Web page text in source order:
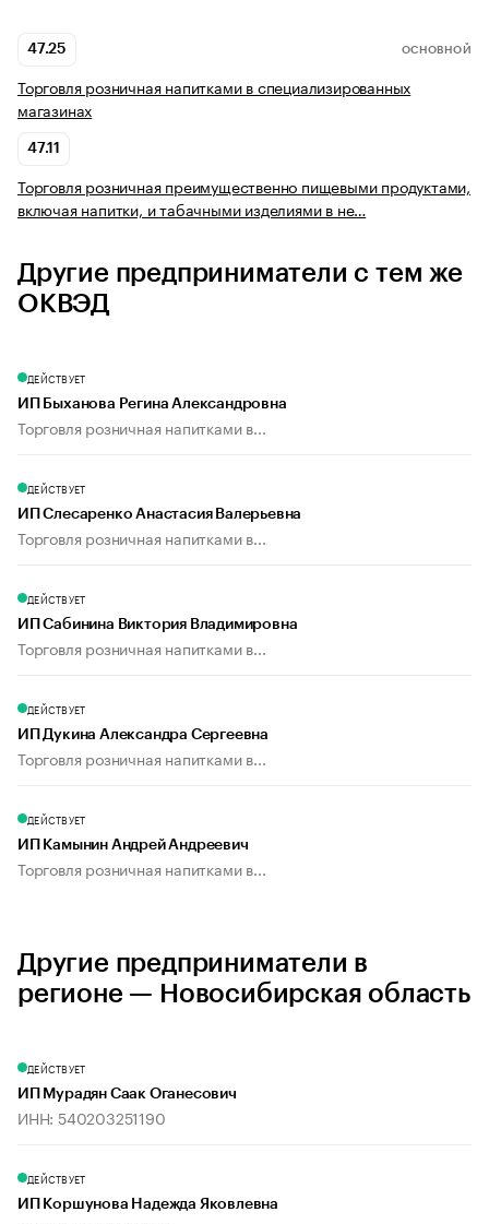
47.25 ОСНОВНОЙ
Торговля розничная напитками в специализированных
магазинах
47.11
Торговля розничная преимущественно пищевыми продуктами,
включая напитки, и табачными изделиями в не…
Другие предприниматели с тем же
ОКВЭД
ДЕЙСТВУЕТ
ИП Быханова Регина Александровна
Торговля розничная напитками в...
ДЕЙСТВУЕТ
ИП Слесаренко Анастасия Валерьевна
Торговля розничная напитками в...
ДЕЙСТВУЕТ
ИП Сабинина Виктория Владимировна
Торговля розничная напитками в...
ДЕЙСТВУЕТ
ИП Дукина Александра Сергеевна
Торговля розничная напитками в...
ДЕЙСТВУЕТ
ИП Камынин Андрей Андреевич
Торговля розничная напитками в...
Другие предприниматели в
регионе — Новосибирская область
ДЕЙСТВУЕТ
ИП Мурадян Саак Оганесович
ИНН: 540203251190
ДЕЙСТВУЕТ
ИП Коршунова Надежда Яковлевна